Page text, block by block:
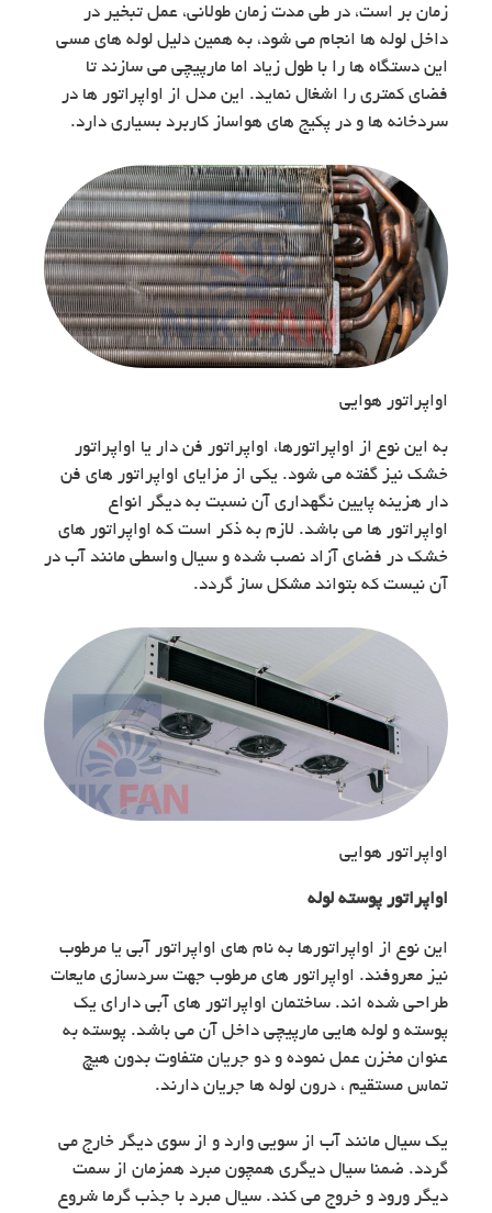
زمان بر است، در طی مدت زمان طولانی، عمل تبخیر در
داخل لوله ها انجام می شود، به همین دلیل لوله های مسی
این دستگاه ها را با طول زیاد اما مارپیچی می سازند تا
فضای کمتری را اشغال نماید. این مدل از اواپراتور ها در
سردخانه ها و در پکیج های هواساز کاربرد بسیاری دارد.
اواپراتور هوایی
به این نوع از اواپراتورها، اواپراتور فن دار یا اواپراتور
خشک نیز گفته می شود. یکی از مزایای اواپراتور های فن
دار هزینه پایین نگهداری آن نسبت به دیگر انواع
اواپراتور ها می باشد. لازم به ذکر است که اواپراتور های
خشک در فضای آزاد نصب شده و سیال واسطی مانند آب در
آن نیست که بتواند مشکل ساز گردد.
اواپراتور هوایی
اواپراتور پوسته لوله
این نوع از اواپراتورها به نام های اواپراتور آبی یا مرطوب
نیز معروفند. اواپراتور های مرطوب جهت سردسازی مایعات
طراحی شده اند. ساختمان اواپراتور های آبی دارای یک
پوسته و لوله هایی مارپیچی داخل آن می باشد. پوسته به
عنوان مخزن عمل نموده و دو جریان متفاوت بدون هیچ
تماس مستقیم ، درون لوله ها جریان دارند.
یک سیال مانند آب از سویی وارد و از سوی دیگر خارج می
گردد. ضمنا سیال دیگری همچون مبرد همزمان از سمت
دیگر ورود و خروج می کند. سیال مبرد با جذب گرما شروع